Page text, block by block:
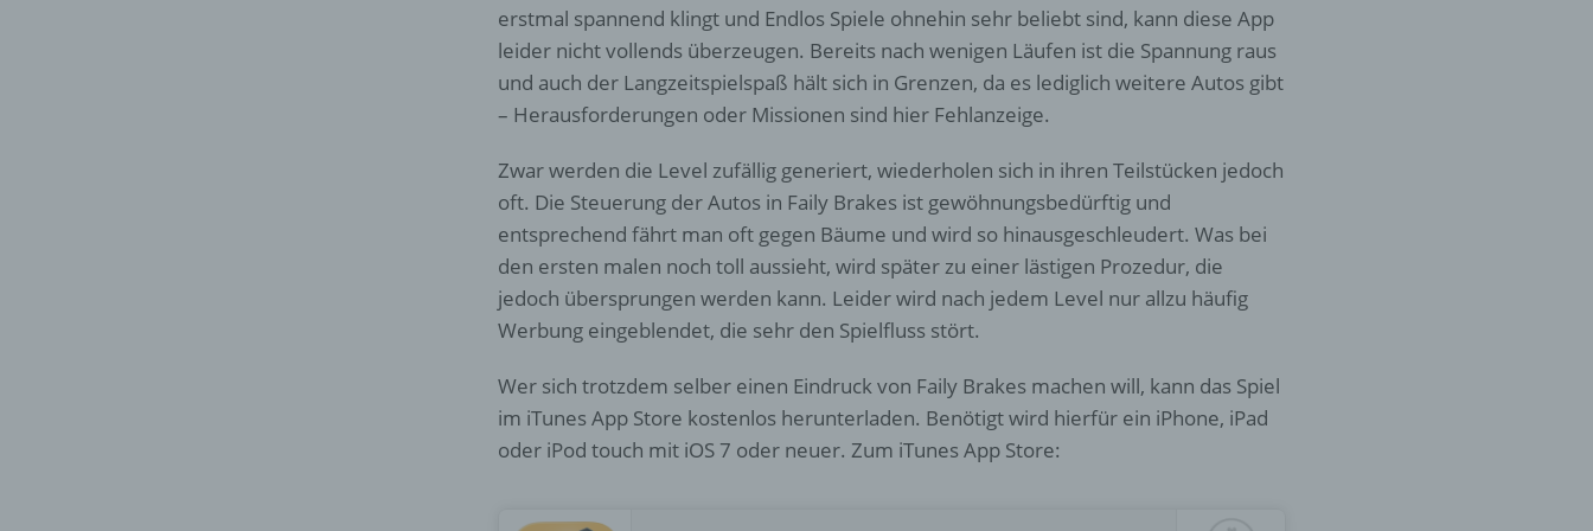
erstmal spannend klingt und Endlos Spiele ohnehin sehr beliebt sind, kann diese App
leider nicht vollends überzeugen. Bereits nach wenigen Läufen ist die Spannung raus
und auch der Langzeitspielspaß hält sich in Grenzen, da es lediglich weitere Autos gibt
– Herausforderungen oder Missionen sind hier Fehlanzeige.
Zwar werden die Level zufällig generiert, wiederholen sich in ihren Teilstücken jedoch
oft. Die Steuerung der Autos in Faily Brakes ist gewöhnungsbedürftig und
entsprechend fährt man oft gegen Bäume und wird so hinausgeschleudert. Was bei
den ersten malen noch toll aussieht, wird später zu einer lästigen Prozedur, die
jedoch übersprungen werden kann. Leider wird nach jedem Level nur allzu häufig
Werbung eingeblendet, die sehr den Spielfluss stört.
Wer sich trotzdem selber einen Eindruck von Faily Brakes machen will, kann das Spiel
im iTunes App Store kostenlos herunterladen. Benötigt wird hierfür ein iPhone, iPad
oder iPod touch mit iOS 7 oder neuer. Zum iTunes App Store:
Einschränkung der Verarbeitung ist die Markierung gespeicherter
personenbezogener Daten mit dem Ziel, ihre künftige Verarbeitung
einzuschränken.
e) Profiling
Profiling ist jede Art der automatisierten Verarbeitung
personenbezogener Daten, die darin besteht, dass diese
personenbezogenen Daten verwendet werden, um bestimmte
persönliche Aspekte, die sich auf eine natürliche Person beziehen,
zu bewerten, insbesondere, um Aspekte bezüglich Arbeitsleistung,
Zuverlässigkeit, Verhalten, Aufenthaltsort oder Ortswechsel dieser
natürlichen Person zu analysieren oder vorherzusagen.